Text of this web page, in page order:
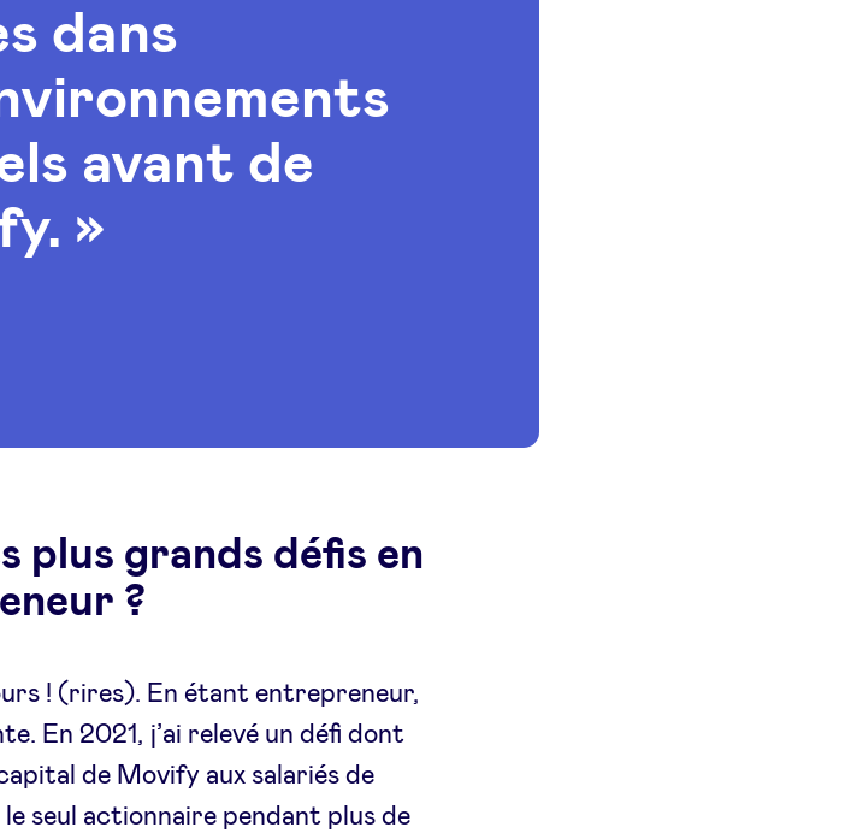
dans
avant de
»
plus grands défis en
?
! (rires). En étant entrepreneur,
En 2021, j’ai relevé un défi dont
de Movify aux salariés de
le seul actionnaire pendant plus de